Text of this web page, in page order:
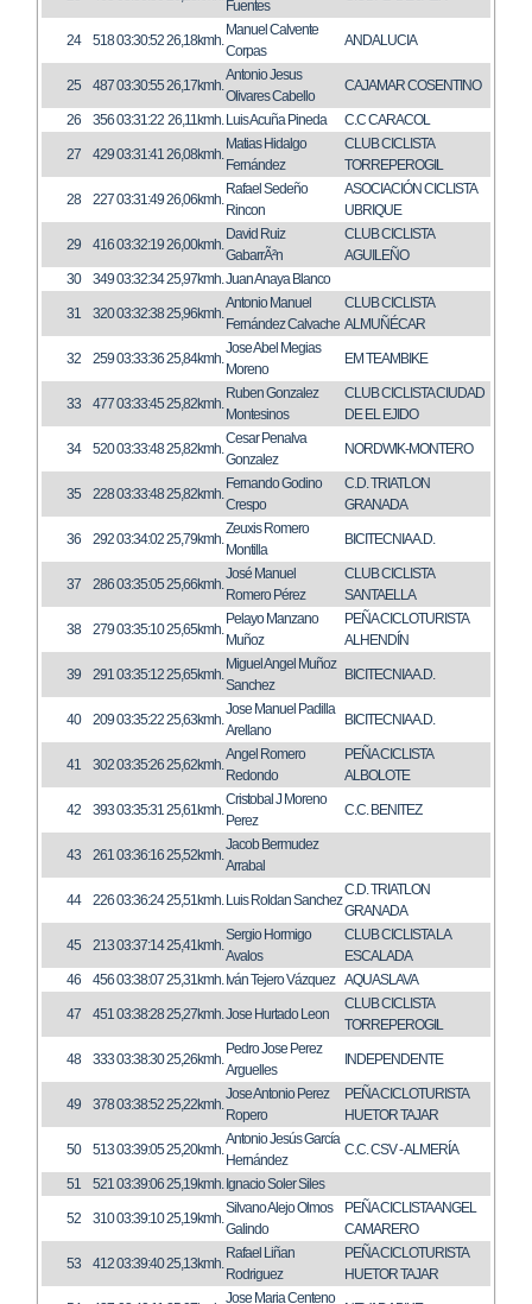
Fuentes
24 51803:30:5226,18kmh.
Manuel Calvente
Corpas
ANDALUCIA
25 48703:30:5526,17kmh.
Antonio Jesus
Olivares Cabello
CAJAMAR COSENTINO
26 35603:31:22 26,11kmh. Luis Acuña Pineda C.C CARACOL
27 42903:31:4126,08kmh.
Matias Hidalgo
Fernández
CLUB CICLISTA
TORREPEROGIL
28 22703:31:4926,06kmh.
Rafael Sedeño
Rincon
ASOCIACIÓN CICLISTA
UBRIQUE
29 41603:32:1926,00kmh.
David Ruiz
GabarrÃ²n
CLUB CICLISTA
AGUILEÑO
30
34903:32:3425,97kmh.Juan Anaya Blanco
31 32003:32:3825,96kmh.
Antonio Manuel
Fernández Calvache
CLUB CICLISTA
ALMUÑÉCAR
32 25903:33:3625,84kmh.
Jose Abel Megias
Moreno
EM TEAMBIKE
33 47703:33:4525,82kmh.
Ruben Gonzalez
Montesinos
CLUB CICLISTA CIUDAD
DE EL EJIDO
34 52003:33:4825,82kmh.
Cesar Penalva
Gonzalez
NORDWIK-MONTERO
35 22803:33:4825,82kmh.
Fernando Godino
Crespo
C.D. TRIATLON
GRANADA
36 29203:34:0225,79kmh.
Zeuxis Romero
Montilla
BICITECNIA A.D.
37 28603:35:0525,66kmh.
José Manuel
Romero Pérez
CLUB CICLISTA
SANTAELLA
38 27903:35:1025,65kmh.
Pelayo Manzano
Muñoz
PEÑA CICLOTURISTA
ALHENDÍN
39 29103:35:1225,65kmh.
Miguel Angel Muñoz
Sanchez
BICITECNIA A.D.
40 20903:35:2225,63kmh.
Jose Manuel Padilla
Arellano
BICITECNIA A.D.
41 30203:35:2625,62kmh.
Angel Romero
Redondo
PEÑA CICLISTA
ALBOLOTE
42 39303:35:3125,61kmh.
Cristobal J Moreno
Perez
C.C. BENITEZ
43 26103:36:1625,52kmh.
Jacob Bermudez
Arrabal
44 22603:36:2425,51kmh. Luis Roldan Sanchez
C.D. TRIATLON
GRANADA
45 21303:37:1425,41kmh.
Sergio Hormigo
Avalos
CLUB CICLISTA LA
ESCALADA
46
45603:38:0725,31kmh. Iván Tejero Vázquez AQUASLAVA
47 45103:38:2825,27kmh.Jose Hurtado Leon
CLUB CICLISTA
TORREPEROGIL
48 33303:38:3025,26kmh.
Pedro Jose Perez
Arguelles
INDEPENDENTE
49 37803:38:5225,22kmh.
Jose Antonio Perez
Ropero
PEÑA CICLOTURISTA
HUETOR TAJAR
50 51303:39:0525,20kmh.
Antonio Jesús García
Hernández
C.C. CSV - ALMERÍA
51 52103:39:0625,19kmh. Ignacio Soler Siles
52 31003:39:1025,19kmh.
Silvano Alejo Olmos
Galindo
PEÑA CICLISTA ANGEL
CAMARERO
53 41203:39:4025,13kmh.
Rafael Liñan
Rodriguez
PEÑA CICLOTURISTA
HUETOR TAJAR
Jose Maria Centeno